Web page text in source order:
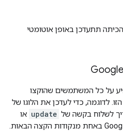
תתעדכן באופן אוטומטי
על כל המשתמשים שהוקצו
לדוגמה, כדי לעדכן את הלוגו של
לשלוח בקשה של update או